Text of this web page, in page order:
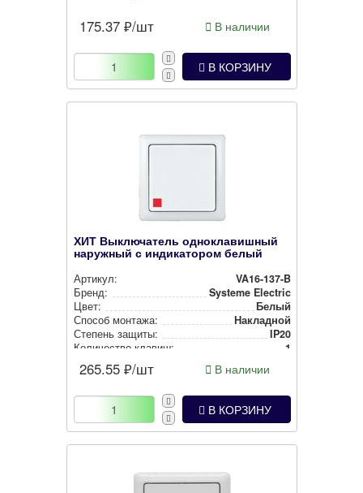
175.37 ₽/шт В наличии
В КОРЗИНУ
ХИТ Выключатель одноклавишный
наружный с индикатором белый
Артикул:
VA16-137-B
Бренд:
Systeme Electric
Цвет:
Белый
Способ монтажа:
Накладной
Степень защиты:
IP20
Количество клавиш:
1
265.55 ₽/шт В наличии
В КОРЗИНУ